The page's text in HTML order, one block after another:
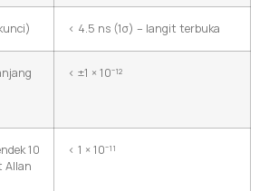
< 4.5 ns (1σ) – langit terbuka
< ±1 × 10⁻¹²
10
Allan
< 1 × 10⁻¹¹